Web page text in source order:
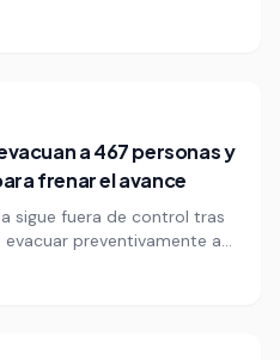
retirada militar israelí sin
armada del grupo. La
a 467 personas y
frenar el avance
sigue fuera de control tras
preventivamente a
refuerza la defensa
pesada y más de